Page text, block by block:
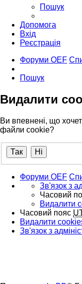
Пошук
Допомога
Вхід
Реєстрація
Форуми OEF
Пошук
Видалити
Ви впевнені, що
файли cookie?
Форуми OEF
Зв'язок з
Часовий
Видалити
Часовий пояс
Видалити
Зв'язок з